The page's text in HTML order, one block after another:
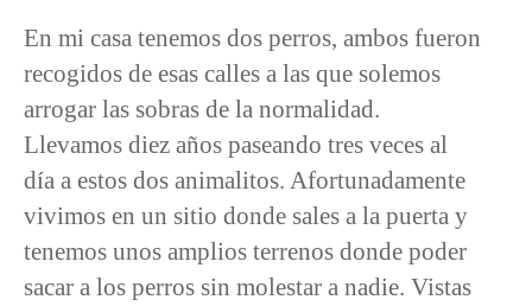
En mi casa tenemos dos perros, ambos fueron
recogidos de esas calles a las que solemos
arrogar las sobras de la normalidad.
Llevamos diez años paseando tres veces al
día a estos dos animalitos. Afortunadamente
vivimos en un sitio donde sales a la puerta y
tenemos unos amplios terrenos donde poder
sacar a los perros sin molestar a nadie. Vistas